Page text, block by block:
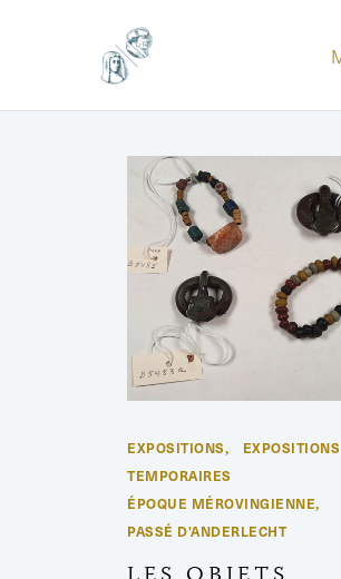
EXPOSITIONS, EXPOSITIONS
TEMPORAIRES
ÉPOQUE MÉROVINGIENNE,
PASSÉ D'ANDERLECHT